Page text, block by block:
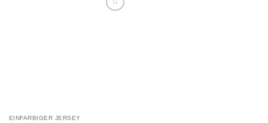
EINFARBIGER JERSEY